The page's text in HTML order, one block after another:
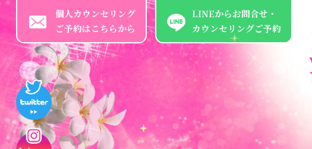
個人カウンセリング
ご予約はこちらから
LINEからお問合せ・
カウンセリングご予約